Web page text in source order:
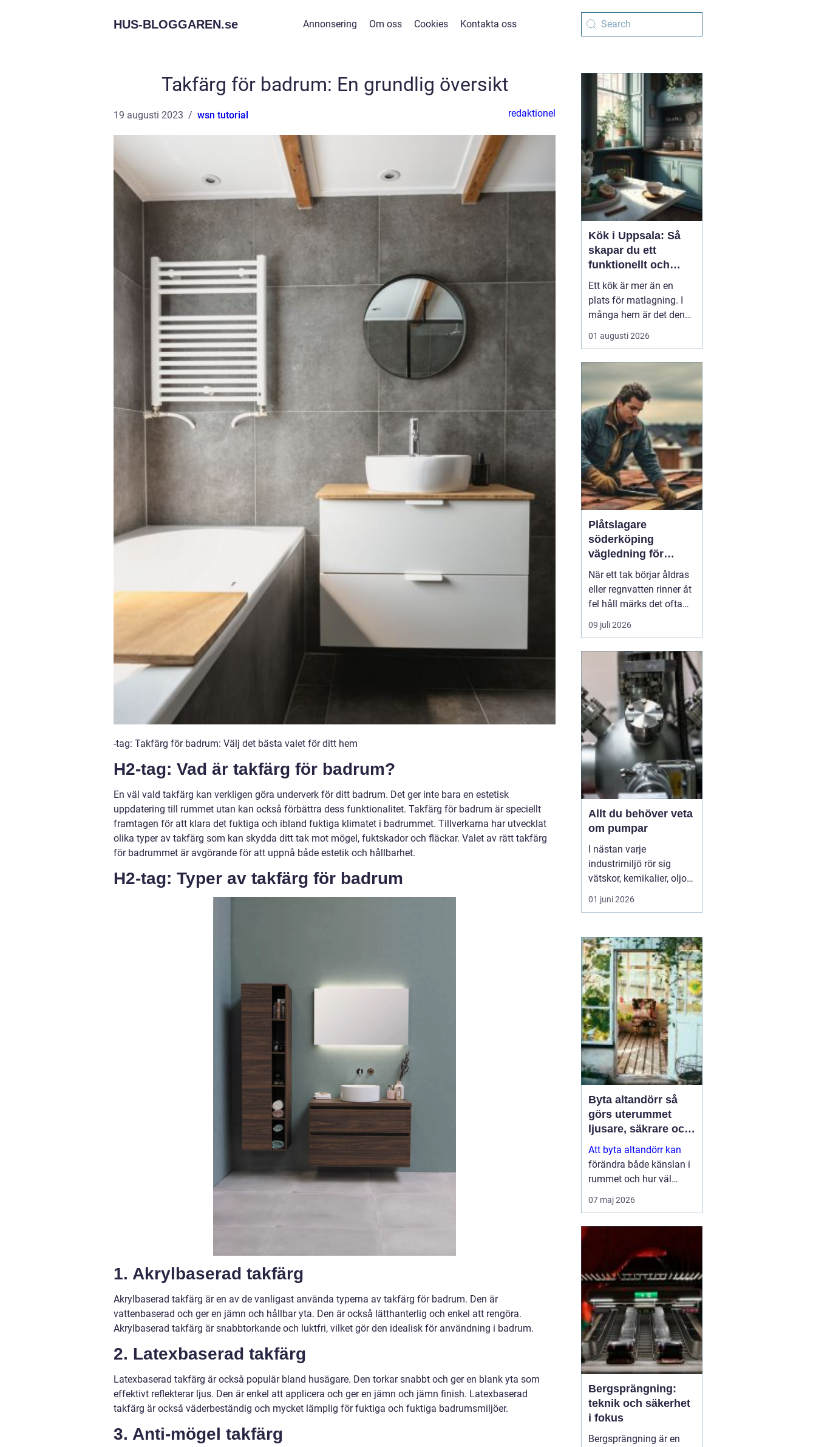
HUS-BLOGGAREN.se Annonsering Om oss Cookies Kontakta oss
Takfärg för badrum: En grundlig översikt
19 augusti 2023 wsn tutorial redaktionel
-tag: Takfärg för badrum: Välj det bästa valet för ditt hem
H2-tag: Vad är takfärg för badrum?
En väl vald takfärg kan verkligen göra underverk för ditt badrum. Det ger inte bara en estetisk
uppdatering till rummet utan kan också förbättra dess funktionalitet. Takfärg för badrum är speciellt
framtagen för att klara det fuktiga och ibland fuktiga klimatet i badrummet. Tillverkarna har utvecklat
olika typer av takfärg som kan skydda ditt tak mot mögel, fuktskador och fläckar. Valet av rätt takfärg
för badrummet är avgörande för att uppnå både estetik och hållbarhet.
H2-tag: Typer av takfärg för badrum
1. Akrylbaserad takfärg
Akrylbaserad takfärg är en av de vanligast använda typerna av takfärg för badrum. Den är
vattenbaserad och ger en jämn och hållbar yta. Den är också lätthanterlig och enkel att rengöra.
Akrylbaserad takfärg är snabbtorkande och luktfri, vilket gör den idealisk för användning i badrum.
2. Latexbaserad takfärg
Latexbaserad takfärg är också populär bland husägare. Den torkar snabbt och ger en blank yta som
effektivt reflekterar ljus. Den är enkel att applicera och ger en jämn och jämn finish. Latexbaserad
takfärg är också väderbeständig och mycket lämplig för fuktiga och fuktiga badrumsmiljöer.
3. Anti-mögel takfärg
Kök i Uppsala: Så
skapar du ett
funktionellt och
personligt kök
Ett kök är mer än en
plats för matlagning. I
många hem är det den
samlingspunkten där
boende i Uppsala söker
inspiration kring kök
Uppsala h...
01 augusti 2026
Plåtslagare
söderköping
vägledning för
hållbara tak och
plåtdetaljer
När ett tak börjar åldras
eller regnvatten rinner åt
fel håll märks det ofta
först som en liten
irritation. Några droppar
missfärgat hörn på
fasaden, ett konstigt
drag vid vinden. Men
bakom sådana tecken
döljer sig ofta
plåtdetaljer...
09 juli 2026
Allt du behöver veta
om pumpar
I nästan varje
industrimiljö rör sig
vätskor, kemikalier, oljor
eller slam i bakgrunden.
Ofta är det pumpar som
effektivt. När rätt pump
sitter på rätt plats rullar
produktionen p...
01 juni 2026
Byta altandörr så
görs uterummet
ljusare, säkrare och
mer energieffektivt
Att byta altandörr kan
förändra både känslan i
rummet och hur väl
bostaden fungerar i
vardagen. En modern
och buller och ger ett
tryggare skydd...
07 maj 2026
Bergsprängning:
teknik och säkerhet
i fokus
Bergsprängning är en